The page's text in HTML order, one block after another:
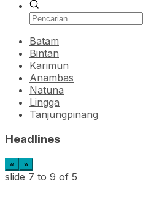
Batam
Bintan
Karimun
Anambas
Natuna
Lingga
Tanjungpinang
Headlines
« »
slide 7 to 9 of 5